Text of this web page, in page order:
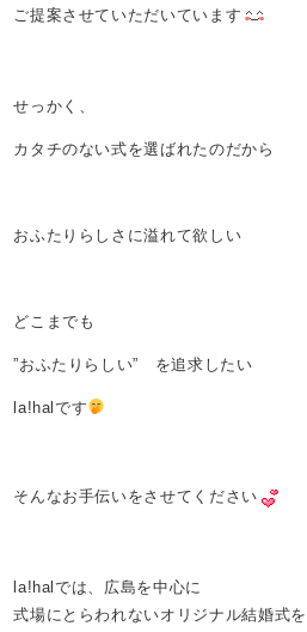
ご提案させていただいています
せっかく、
カタチのない式を選ばれたのだから
おふたりらしさに溢れて欲しい
どこまでも
”おふたりらしい” を追求したい
la!halです
そんなお手伝いをさせてください
la!halでは、広島を中心に
式場にとらわれないオリジナル結婚式を